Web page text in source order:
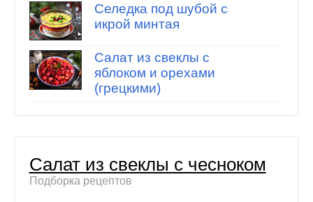
Селедка под шубой с
икрой минтая
Салат из свеклы с
яблоком и орехами
(грецкими)
Салат из свеклы с чесноком
Подборка рецептов